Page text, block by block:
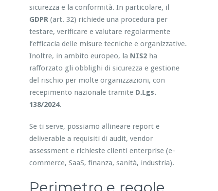
sicurezza e la conformità. In particolare, il
GDPR(art. 32) richiede una procedura per
testare, verificare e valutare regolarmente
l’efficacia delle misure tecniche e organizzative.
Inoltre, in ambito europeo, la NIS2ha
rafforzato gli obblighi di sicurezza e gestione
del rischio per molte organizzazioni, con
recepimento nazionale tramite D.Lgs.
138/2024.
Se ti serve, possiamo allineare report e
deliverable a requisiti di audit, vendor
assessment e richieste clienti enterprise (e-
commerce, SaaS, finanza, sanità, industria).
Perimetro e regole